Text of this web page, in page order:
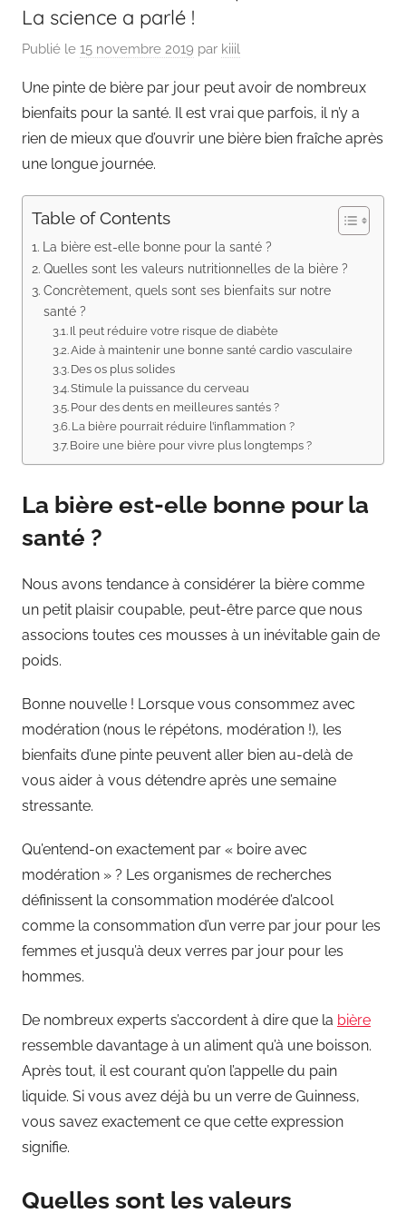
La science a parlé !
Publié le 15 novembre 2019 par kiiil
Une pinte de bière par jour peut avoir de nombreux
bienfaits pour la santé. Il est vrai que parfois, il n’y a
rien de mieux que d’ouvrir une bière bien fraîche après
une longue journée.
Table of Contents
La bière est-elle bonne pour la santé ?
Quelles sont les valeurs nutritionnelles de la bière ?
Concrètement, quels sont ses bienfaits sur notre
santé ?
Il peut réduire votre risque de diabète
Aide à maintenir une bonne santé cardio vasculaire
Des os plus solides
Stimule la puissance du cerveau
Pour des dents en meilleures santés ?
La bière pourrait réduire l’inflammation ?
Boire une bière pour vivre plus longtemps ?
La bière est-elle bonne pour la
santé ?
Nous avons tendance à considérer la bière comme
un petit plaisir coupable, peut-être parce que nous
associons toutes ces mousses à un inévitable gain de
poids.
Bonne nouvelle ! Lorsque vous consommez avec
modération (nous le répétons, modération !), les
bienfaits d’une pinte peuvent aller bien au-delà de
vous aider à vous détendre après une semaine
stressante.
Qu’entend-on exactement par « boire avec
modération » ? Les organismes de recherches
définissent la consommation modérée d’alcool
comme la consommation d’un verre par jour pour les
femmes et jusqu’à deux verres par jour pour les
hommes.
De nombreux experts s’accordent à dire que la bière
ressemble davantage à un aliment qu’à une boisson.
Après tout, il est courant qu’on l’appelle du pain
liquide. Si vous avez déjà bu un verre de Guinness,
vous savez exactement ce que cette expression
signifie.
Quelles sont les valeurs